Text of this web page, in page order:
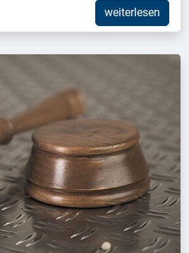
weiterlesen